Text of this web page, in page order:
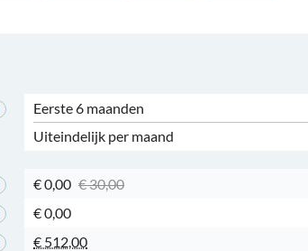
Eerste 6 maanden
Uiteindelijk per maand
€ 0,00 € 30,00
€ 0,00
€ 512,00